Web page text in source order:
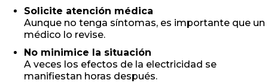
Solicite atención médica
Aunque no tenga síntomas, es importante que un
médico lo revise.
No minimice la situación
A veces los efectos de la electricidad se
manifiestan horas después.